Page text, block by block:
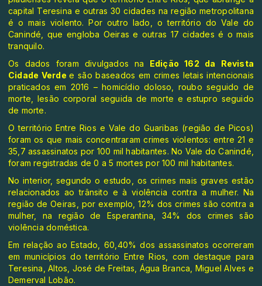
capital Teresina e outras 30 cidades na região metropolitana
é o mais violento. Por outro lado, o território do Vale do
Canindé, que engloba Oeiras e outras 17 cidades é o mais
tranquilo.
Os dados foram divulgados na Edição 162 da Revista
Cidade Verdee são baseados em crimes letais intencionais
praticados em 2016 – homicídio doloso, roubo seguido de
morte, lesão corporal seguida de morte e estupro seguido
de morte.
O território Entre Rios e Vale do Guaribas (região de Picos)
foram os que mais concentraram crimes violentos: entre 21 e
35,7 assassinatos por 100 mil habitantes. No Vale do Canindé,
foram registradas de 0 a 5 mortes por 100 mil habitantes.
No interior, segundo o estudo, os crimes mais graves estão
relacionados ao trânsito e à violência contra a mulher. Na
região de Oeiras, por exemplo, 12% dos crimes são contra a
mulher, na região de Esperantina, 34% dos crimes são
violência doméstica.
Em relação ao Estado, 60,40% dos assassinatos ocorreram
em municípios do território Entre Rios, com destaque para
Teresina, Altos, José de Freitas, Água Branca, Miguel Alves e
Demerval Lobão.